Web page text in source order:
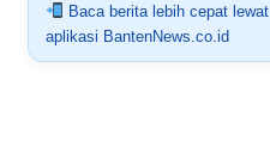
Baca berita lebih cepat lewat
aplikasi BantenNews.co.id